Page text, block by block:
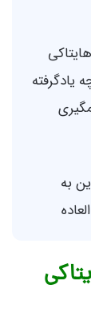
6 ماه هرآنچه یادگرفته
به